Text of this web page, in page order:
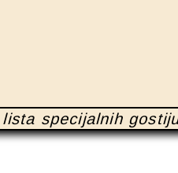
specijalnih